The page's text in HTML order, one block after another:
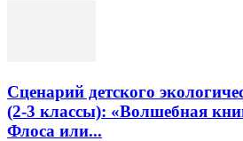
Сценарий детского
(2-3 классы): «Волшебная
Флоса или...